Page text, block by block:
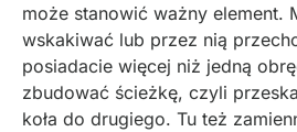
może stanowić ważny element.
wskakiwać lub przez nią
posiadacie więcej niż jedną
zbudować ścieżkę, czyli
koła do drugiego. Tu też